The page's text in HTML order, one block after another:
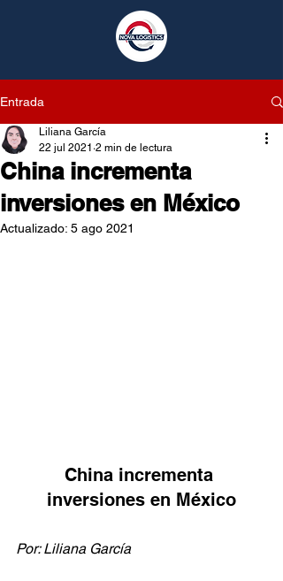
Entrada
China incrementa
inversiones en México
Liliana García
22 jul 2021 2 min de lectura
Actualizado: 5 ago 2021
China incrementa
inversiones en México
Por: Liliana García